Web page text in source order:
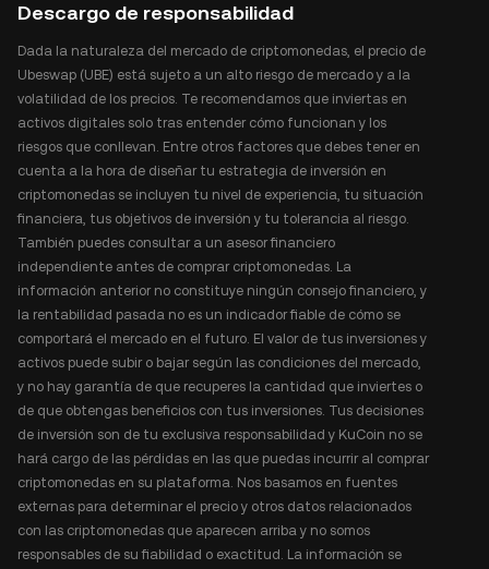
Descargo de responsabilidad
Dada la naturaleza del mercado de criptomonedas, el precio de
Ubeswap (UBE) está sujeto a un alto riesgo de mercado y a la
volatilidad de los precios. Te recomendamos que inviertas en
activos digitales solo tras entender cómo funcionan y los
riesgos que conllevan. Entre otros factores que debes tener en
cuenta a la hora de diseñar tu estrategia de inversión en
criptomonedas se incluyen tu nivel de experiencia, tu situación
financiera, tus objetivos de inversión y tu tolerancia al riesgo.
También puedes consultar a un asesor financiero
independiente antes de comprar criptomonedas. La
información anterior no constituye ningún consejo financiero, y
la rentabilidad pasada no es un indicador fiable de cómo se
comportará el mercado en el futuro. El valor de tus inversiones y
activos puede subir o bajar según las condiciones del mercado,
y no hay garantía de que recuperes la cantidad que inviertes o
de que obtengas beneficios con tus inversiones. Tus decisiones
de inversión son de tu exclusiva responsabilidad y KuCoin no se
hará cargo de las pérdidas en las que puedas incurrir al comprar
criptomonedas en su plataforma. Nos basamos en fuentes
externas para determinar el precio y otros datos relacionados
con las criptomonedas que aparecen arriba y no somos
responsables de su fiabilidad o exactitud. La información se